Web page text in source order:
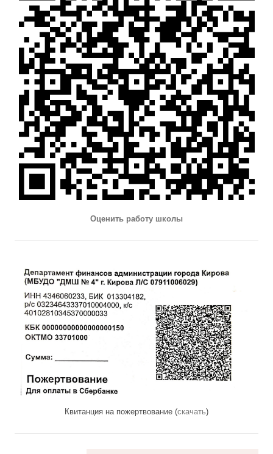
Оценить работу школы
Квитанция на пожертвование (скачать)